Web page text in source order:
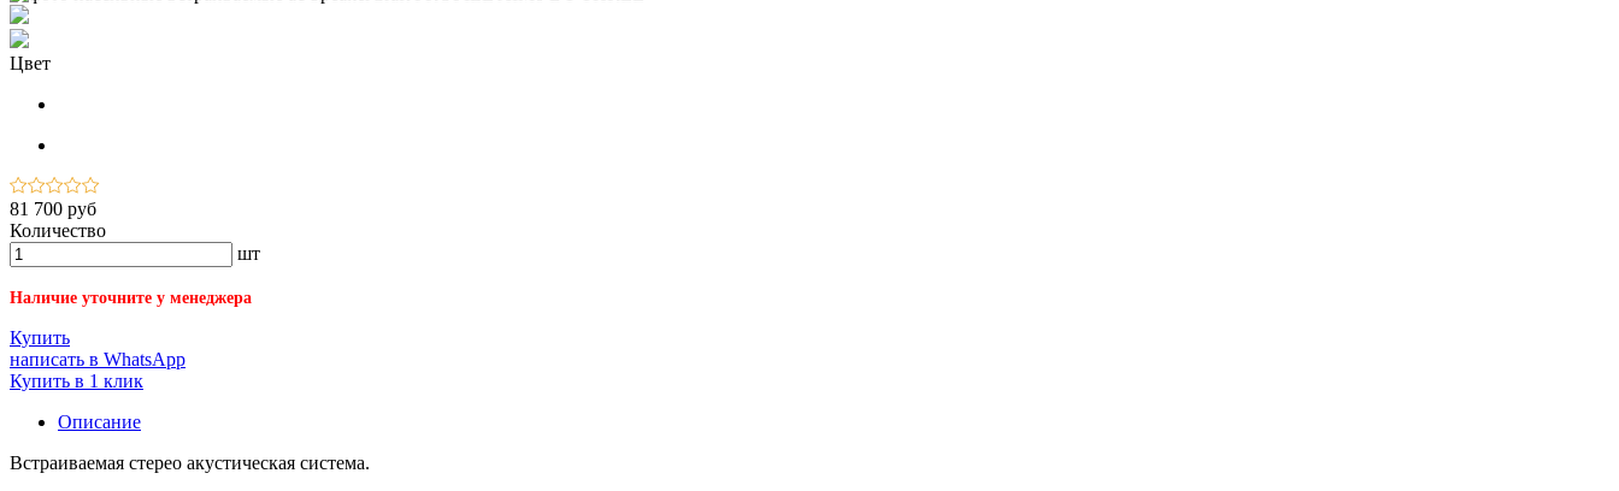
Цвет
81 700 руб
Количество
шт
Наличие уточните у менеджера
Купить
написать в WhatsApp
Купить в 1 клик
Описание
Встраиваемая стерео акустическая система.